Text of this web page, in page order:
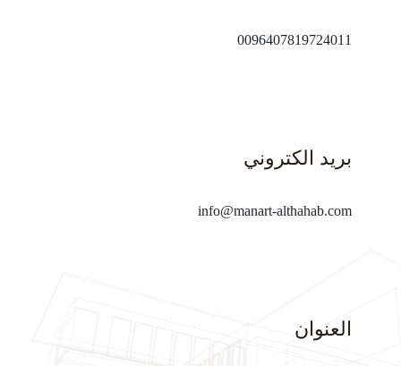
0096407819724011
بريد الكتروني
info@manart-althahab.com
العنوان